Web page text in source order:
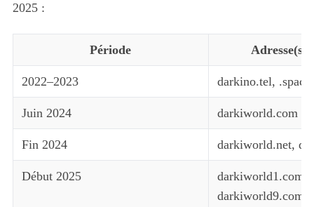
2025 :
Période Adresse(s)
2022–2023 darkino.tel,
Juin 2024 darkiworld.com
Fin 2024 darkiworld.net,
Début 2025
darkiworld1.com à
darkiworld9.com,